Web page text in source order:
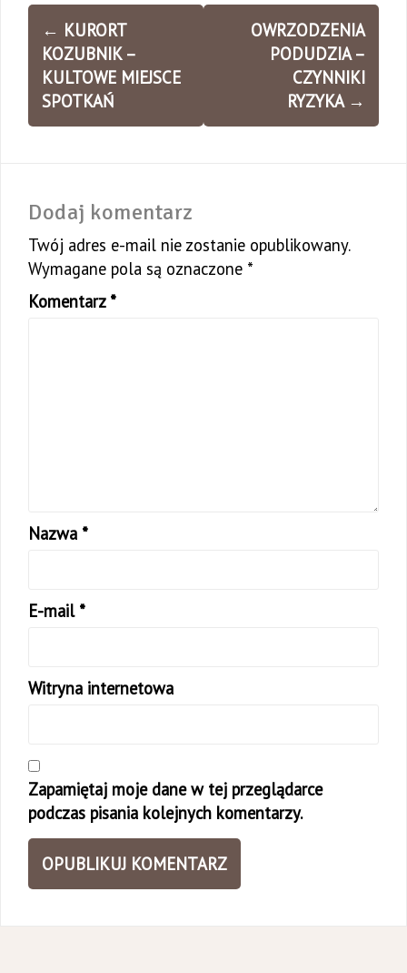
Zobacz
wpisy
← KURORT
KOZUBNIK –
KULTOWE MIEJSCE
SPOTKAŃ
OWRZODZENIA
PODUDZIA –
CZYNNIKI
RYZYKA →
Dodaj komentarz
Twój adres e-mail nie zostanie opublikowany.
Wymagane pola są oznaczone *
Komentarz *
Nazwa *
E-mail *
Witryna internetowa
Zapamiętaj moje dane w tej przeglądarce
podczas pisania kolejnych komentarzy.